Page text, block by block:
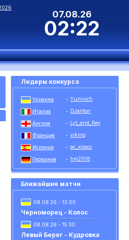
07.08.26
02:22
Лидеры конкурса
Украина - Yunivich
Италия - DJanton
Англия - Lyt_and_Rey
Франция - viking
Испания - ас_класс
Германия - hm2018
Ближайшие матчи
08.08.26 - 13:00
Черноморец - Колос
08.08.26 - 15:30
Левый Берег - Кудровка